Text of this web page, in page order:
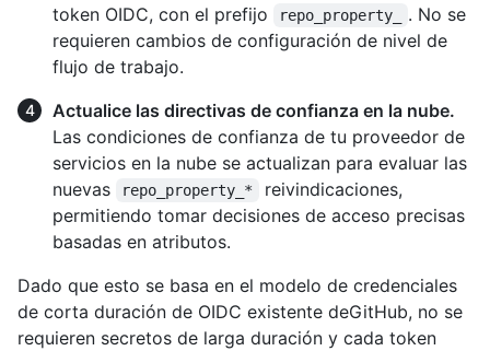
token OIDC, con el prefijo
repo_property_
. No se
requieren cambios de configuración de nivel de
flujo de trabajo.
Actualice las directivas de confianza en la nube.
Las condiciones de confianza de tu proveedor de
servicios en la nube se actualizan para evaluar las
nuevas
repo_property_*
reivindicaciones,
permitiendo tomar decisiones de acceso precisas
basadas en atributos.
Dado que esto se basa en el modelo de credenciales
de corta duración de OIDC existente deGitHub, no se
requieren secretos de larga duración y cada token